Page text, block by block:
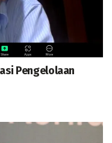
Pengelolaan